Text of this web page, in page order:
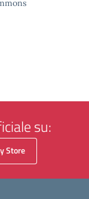
su:
Store